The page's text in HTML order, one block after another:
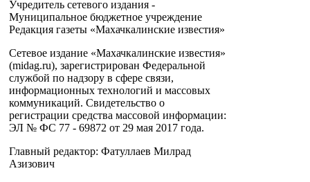
Учредитель сетевого издания -
Муниципальное бюджетное учреждение
Редакция газеты «Махачкалинские известия»
Сетевое издание «Махачкалинские известия»
(midag.ru), зарегистрирован Федеральной
службой по надзору в сфере связи,
информационных технологий и массовых
коммуникаций. Свидетельство о
регистрации средства массовой информации:
ЭЛ № ФС 77 - 69872 от 29 мая 2017 года.
Главный редактор: Фатуллаев Милрад
Азизович